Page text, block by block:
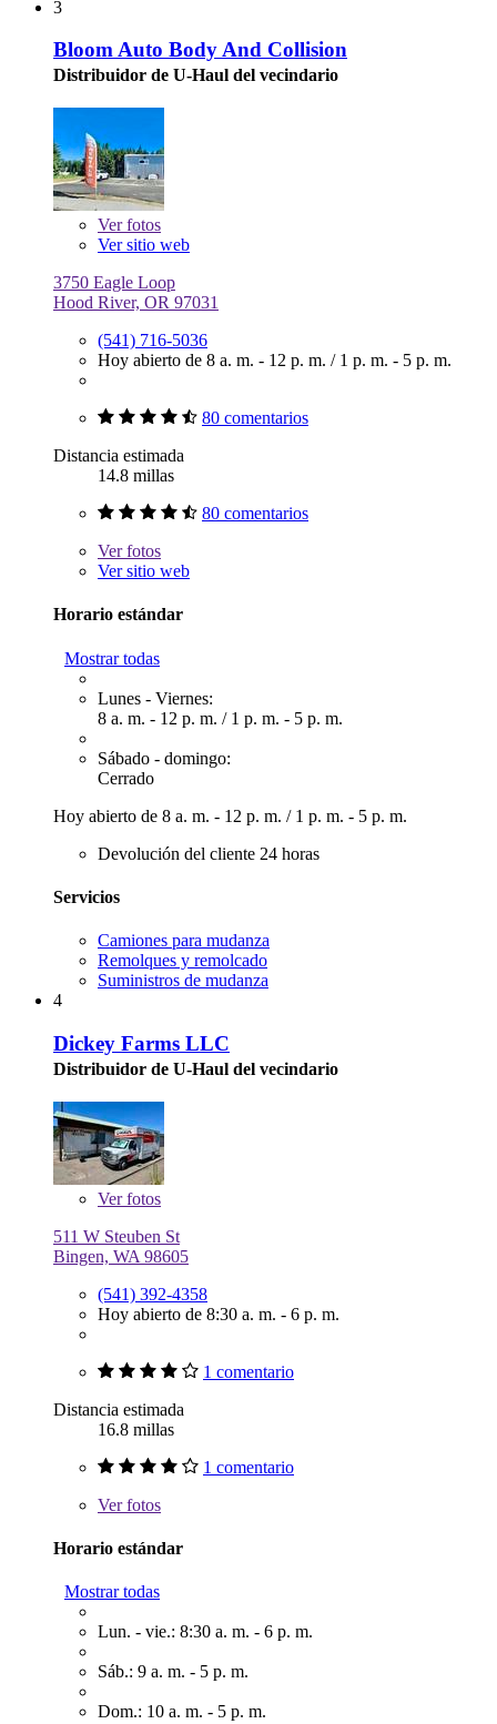
3
Bloom Auto Body And Collision
Distribuidor de U-Haul del vecindario
Verfotos
Ver sitio web
3750 Eagle Loop
Hood River, OR 97031
(541) 716-5036
Hoy abierto de 8 a. m. - 12 p. m. / 1 p. m. - 5 p. m.
80 comentarios
Distancia estimada
14.8 millas
80 comentarios
Verfotos
Ver sitio web
Horario estándar
Mostrar todas
Lunes - Viernes:
8 a. m. - 12 p. m. / 1 p. m. - 5 p. m.
Sábado - domingo:
Cerrado
Hoy abierto de 8 a. m. - 12 p. m. / 1 p. m. - 5 p. m.
Devolución del cliente 24 horas
Servicios
Camiones para mudanza
Remolques y remolcado
Suministros de mudanza
4
Dickey Farms LLC
Distribuidor de U-Haul del vecindario
Verfotos
511 W Steuben St
Bingen, WA 98605
(541) 392-4358
Hoy abierto de 8:30 a. m. - 6 p. m.
1 comentario
Distancia estimada
16.8 millas
1 comentario
Verfotos
Horario estándar
Mostrar todas
Lun. - vie.: 8:30 a. m. - 6 p. m.
Sáb.: 9 a. m. - 5 p. m.
Dom.: 10 a. m. - 5 p. m.